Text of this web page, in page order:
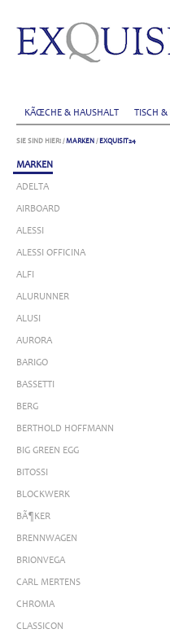
KÃŒCHE & HAUSHALT TISCH &
SIE SIND HIER: /MARKEN / EXQUISIT24
MARKEN
ADELTA
AIRBOARD
ALESSI
ALESSI OFFICINA
ALFI
ALURUNNER
ALUSI
AURORA
BARIGO
BASSETTI
BERG
BERTHOLD HOFFMANN
BIG GREEN EGG
BITOSSI
BLOCKWERK
BÃ¶KER
BRENNWAGEN
BRIONVEGA
CARL MERTENS
CHROMA
CLASSICON